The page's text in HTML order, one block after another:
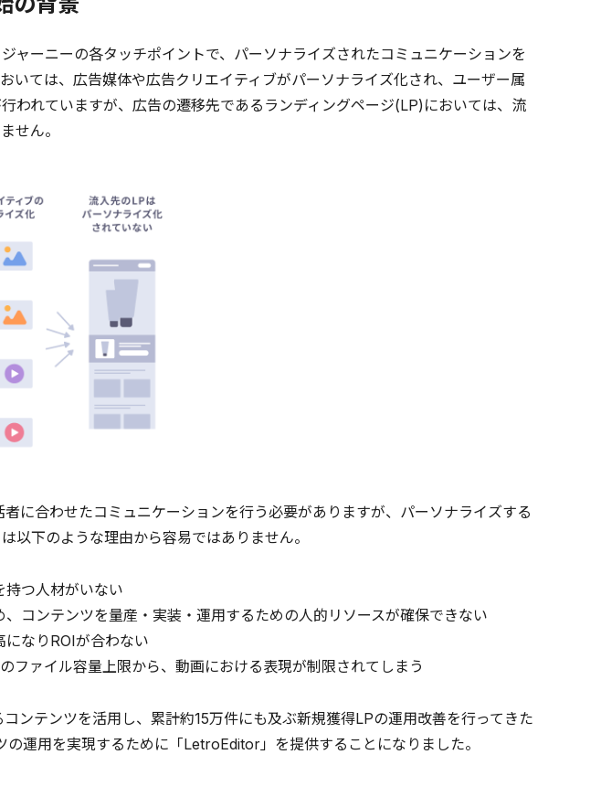
ャーニーの各タッチポイントで、パーソナライズされたコミュニケーションを
いては、広告媒体や広告クリエイティブがパーソナライズ化され、ユーザー属
われていますが、広告の遷移先であるランディングページ(LP)においては、流
せん。
に合わせたコミュニケーションを行う必要がありますが、パーソナライズする
以下のような理由から容易ではありません。
持つ人材がいない
コンテンツを量産・実装・運用するための人的リソースが確保できない
になりROIが合わない
ファイル容量上限から、動画における表現が制限されてしまう
ンテンツを活用し、累計約15万件にも及ぶ新規獲得LPの運用改善を行ってきた
運用を実現するために「LetroEditor」を提供することになりました。